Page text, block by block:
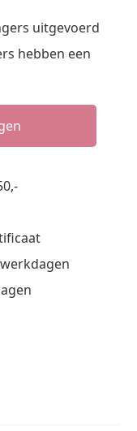
uitgevoerd
hebben een